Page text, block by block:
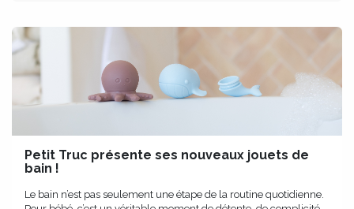
Petit Truc présente ses nouveaux jouets de
bain !
Le bain n’est pas seulement une étape de la routine quotidienne.